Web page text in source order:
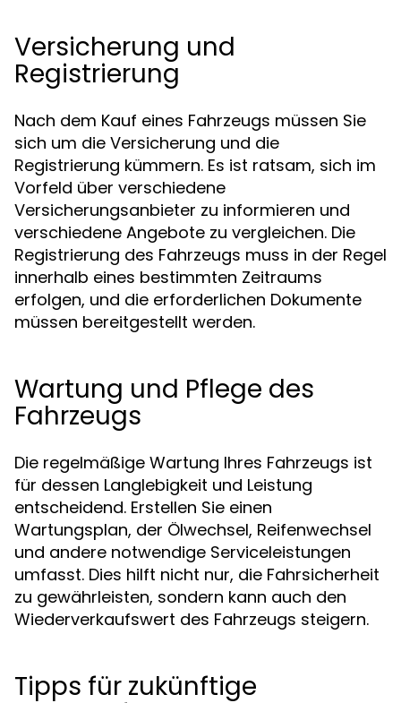
Versicherung und
Registrierung
Nach dem Kauf eines Fahrzeugs müssen Sie
sich um die Versicherung und die
Registrierung kümmern. Es ist ratsam, sich im
Vorfeld über verschiedene
Versicherungsanbieter zu informieren und
verschiedene Angebote zu vergleichen. Die
Registrierung des Fahrzeugs muss in der Regel
innerhalb eines bestimmten Zeitraums
erfolgen, und die erforderlichen Dokumente
müssen bereitgestellt werden.
Wartung und Pflege des
Fahrzeugs
Die regelmäßige Wartung Ihres Fahrzeugs ist
für dessen Langlebigkeit und Leistung
entscheidend. Erstellen Sie einen
Wartungsplan, der Ölwechsel, Reifenwechsel
und andere notwendige Serviceleistungen
umfasst. Dies hilft nicht nur, die Fahrsicherheit
zu gewährleisten, sondern kann auch den
Wiederverkaufswert des Fahrzeugs steigern.
Tipps für zukünftige